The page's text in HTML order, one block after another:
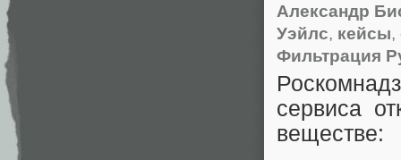
Александр
Уэйлс, кейсы,
Фильтрация
сервиса
веществе: